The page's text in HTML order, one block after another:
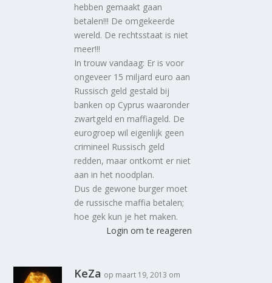
hebben gemaakt gaan
betalen!!! De omgekeerde
wereld. De rechtsstaat is niet
meer!!!
In trouw vandaag: Er is voor
ongeveer 15 miljard euro aan
Russisch geld gestald bij
banken op Cyprus waaronder
zwartgeld en maffiageld. De
eurogroep wil eigenlijk geen
crimineel Russisch geld
redden, maar ontkomt er niet
aan in het noodplan.
Dus de gewone burger moet
de russische maffia betalen;
hoe gek kun je het maken.
Login om te reageren
KeZa op maart 19, 2013 om